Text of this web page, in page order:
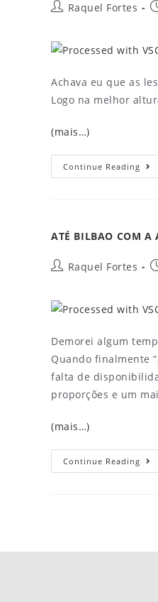
Raquel Fortes
Achava eu que as
Logo na melhor
(mais…)
Continue Reading
ATÉ BILBAO COM A
Raquel Fortes
Demorei algum
Quando finalmente
falta de
proporções e um
(mais…)
Continue Reading